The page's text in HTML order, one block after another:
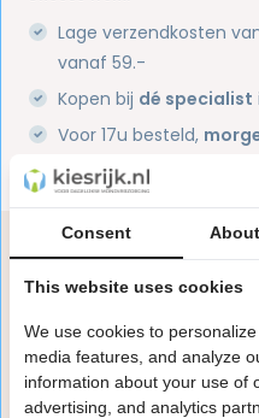
Lage verzendkosten
vanaf 59.-
Kopen bij dé specialist
Voor 17u besteld,
1 miljoen+tevreden
Heb je een
Onze specialisten
Stuur
Consent
This website uses cookies
We use cookies to
media features, and analyze
information about your use of
advertising, and analytics